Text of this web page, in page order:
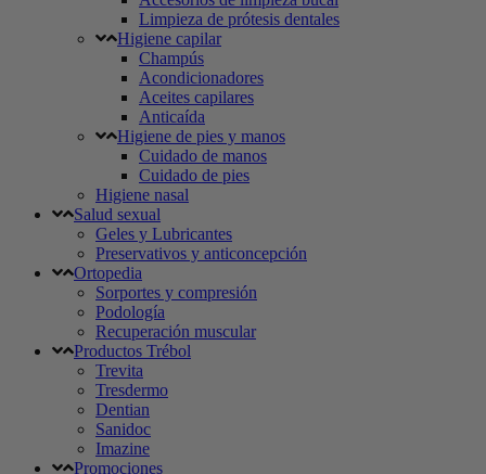
Limpieza de prótesis dentales
Higiene capilar
Champús
Acondicionadores
Aceites capilares
Anticaída
Higiene de pies y manos
Cuidado de manos
Cuidado de pies
Higiene nasal
Salud sexual
Geles y Lubricantes
Preservativos y anticoncepción
Ortopedia
Sorportes y compresión
Podología
Recuperación muscular
Productos Trébol
Trevita
Tresdermo
Dentian
Sanidoc
Imazine
Promociones